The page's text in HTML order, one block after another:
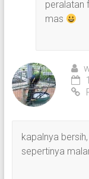
peralatan
mas
kapalnya
sepertinya